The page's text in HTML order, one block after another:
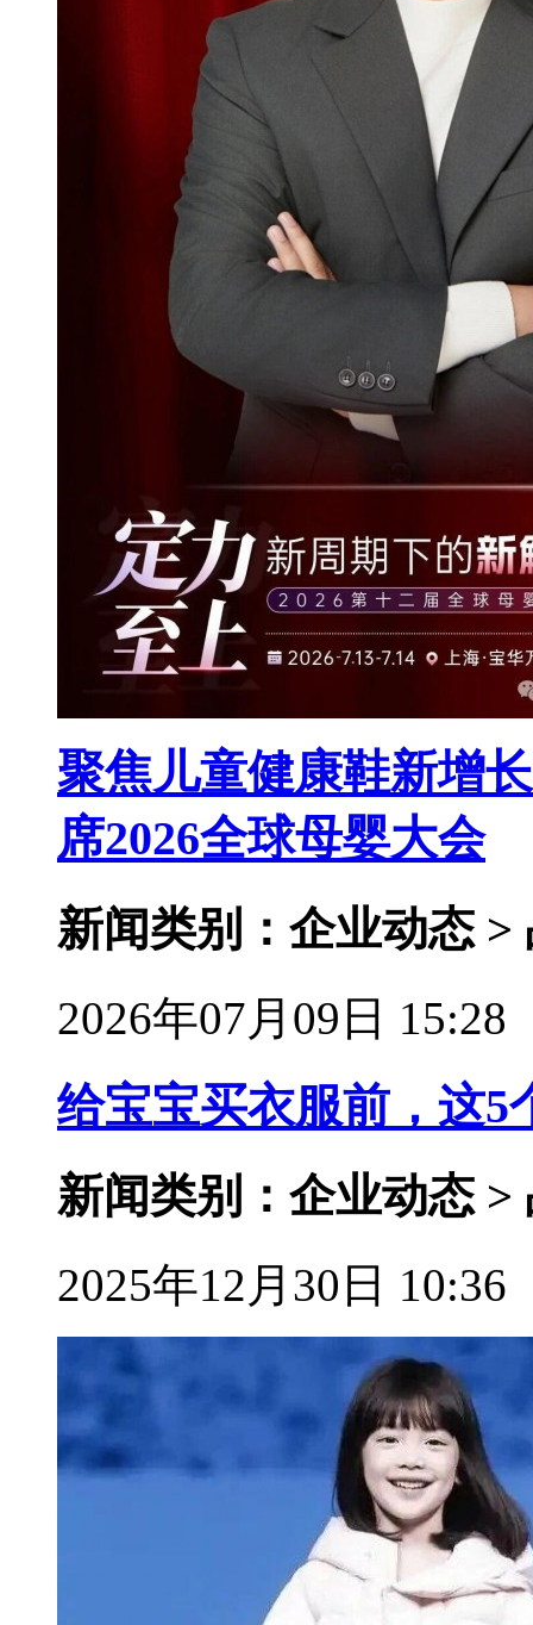
聚焦儿童健康鞋新增
席2026全球母婴大会
新闻类别：企业动态 >
2026年07月09日 15:28
给宝宝买衣服前，这5
新闻类别：企业动态 >
2025年12月30日 10:36